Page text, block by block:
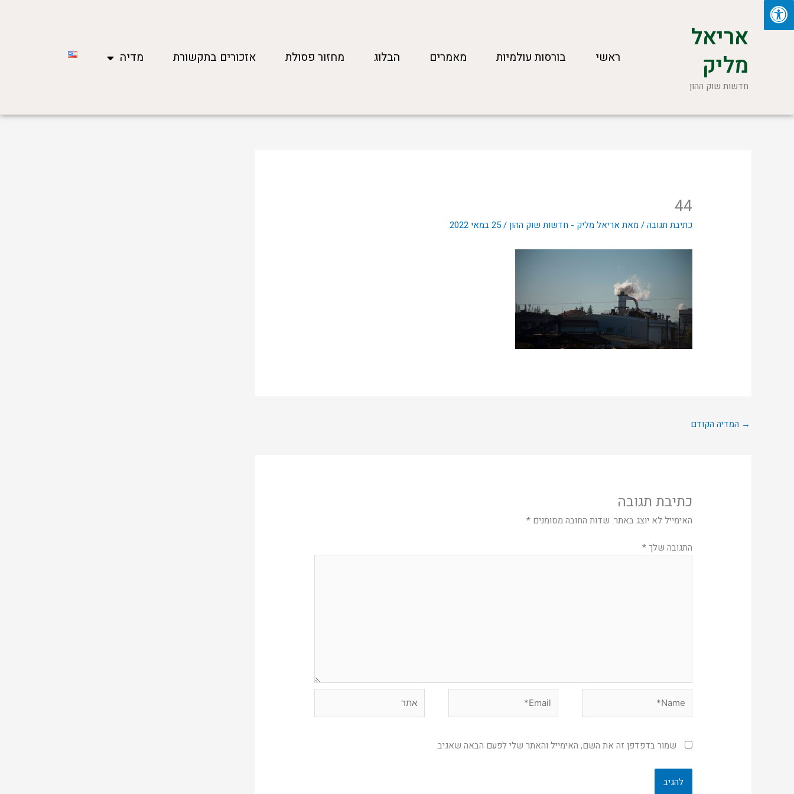
דילוג
לתוכן
אריאל
מליק
חדשות שוק ההון
ראשי בורסות עולמיות מאמרים הבלוג מחזור פסולת אזכורים בתקשורת מדיה
44
כתיבת תגובה/ מאת אריאל מליק - חדשות שוק ההון/25 במאי 2022
→ המדיה הקודם
כתיבת תגובה
האימייל לא יוצג באתר. שדות החובה מסומנים*
התגובה שלך*
שמור בדפדפן זה את השם, האימייל והאתר שלי לפעם הבאה שאגיב.